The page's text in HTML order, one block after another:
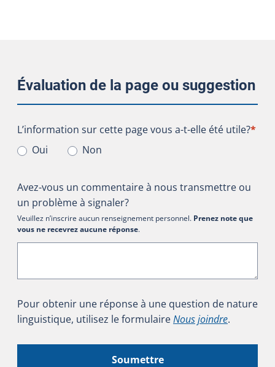
Évaluation de la page ou suggestion
L’information sur cette page vous a-t-elle été utile?
L’information sur cette page vous a-t-elle été utile?*
Oui
Non
Avez-vous un commentaire à nous transmettre ou
un problème à signaler?
Veuillez n’inscrire aucun renseignement personnel. Prenez note que
vous ne recevrez aucune réponse.
Pour obtenir une réponse à une question de nature
linguistique, utilisez le formulaireNous joindre.
Soumettre